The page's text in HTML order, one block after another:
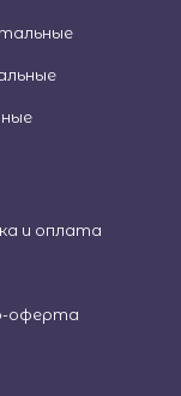
и оплата
оферта